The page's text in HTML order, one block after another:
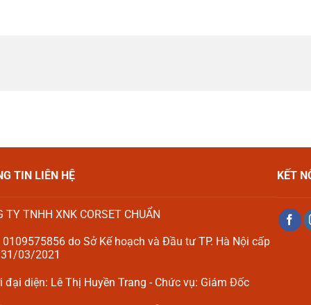
TIN LIÊN HỆ
TY TNHH XNK CORSET CHUẨN
do Sở Kế hoạch và Đầu tư TP. Hà Nội cấp
03/2021
đại diện: Lê Thị Huyền Trang - Chức vụ: Giám Đốc
KẾT